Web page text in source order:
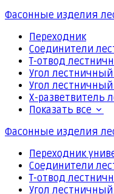
Фасонные изделия
Переходник
Соединители
Т-отвод
Угол
Угол
Х-разветвитель
Показать все
Фасонные изделия
Переходник
Соединители
Т-отвод
Угол